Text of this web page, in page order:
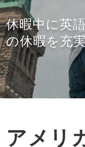
休暇中に英
の休暇を充
アメリ